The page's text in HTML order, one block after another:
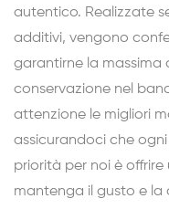
autentico. Realizzate
additivi, vengono
garantirne la massima
conservazione nel
attenzione le migliori
assicurandoci che
priorità per noi è
mantenga il gusto e la